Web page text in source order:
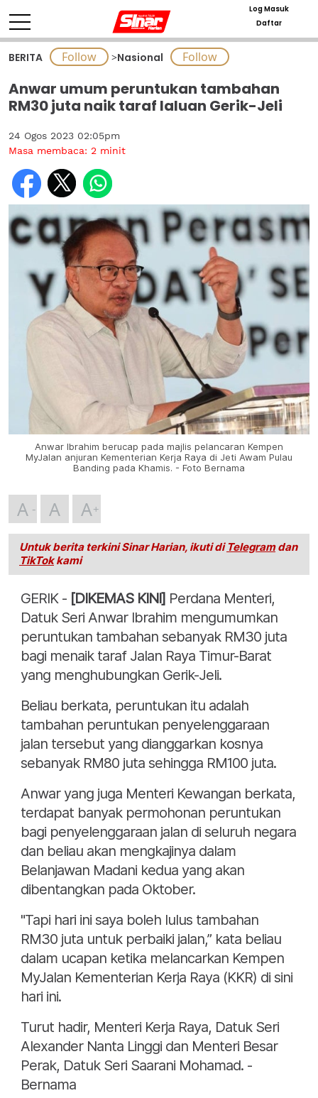
Log Masuk
Daftar
BERITA >Nasional
Anwar umum peruntukan tambahan
RM30 juta naik taraf laluan Gerik-Jeli
24 Ogos 2023 02:05pm
Masa membaca: 2 minit
Anwar Ibrahim berucap pada majlis pelancaran Kempen
MyJalan anjuran Kementerian Kerja Raya di Jeti Awam Pulau
Banding pada Khamis. - Foto Bernama
A A A
Untuk berita terkini Sinar Harian, ikuti di Telegramdan
TikTokkami
GERIK - [DIKEMAS KINI] Perdana Menteri,
Datuk Seri Anwar Ibrahim mengumumkan
peruntukan tambahan sebanyak RM30 juta
bagi menaik taraf Jalan Raya Timur-Barat
yang menghubungkan Gerik-Jeli.
Beliau berkata, peruntukan itu adalah
tambahan peruntukan penyelenggaraan
jalan tersebut yang dianggarkan kosnya
sebanyak RM80 juta sehingga RM100 juta.
Anwar yang juga Menteri Kewangan berkata,
terdapat banyak permohonan peruntukan
bagi penyelenggaraan jalan di seluruh negara
dan beliau akan mengkajinya dalam
Belanjawan Madani kedua yang akan
dibentangkan pada Oktober.
"Tapi hari ini saya boleh lulus tambahan
RM30 juta untuk perbaiki jalan,” kata beliau
dalam ucapan ketika melancarkan Kempen
MyJalan Kementerian Kerja Raya (KKR) di sini
hari ini.
Turut hadir, Menteri Kerja Raya, Datuk Seri
Alexander Nanta Linggi dan Menteri Besar
Perak, Datuk Seri Saarani Mohamad. -
Bernama